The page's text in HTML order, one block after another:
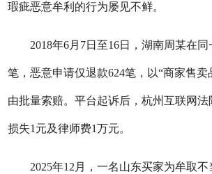
瑕疵恶意牟利的行为屡见不鲜。
2018年6月7日至16日，湖南周某在同
笔，恶意申请仅退款624笔，以“商家售卖
由批量索赔。平台起诉后，杭州互联网法
损失1元及律师费1万元。
2025年12月，一名山东买家为牟取不